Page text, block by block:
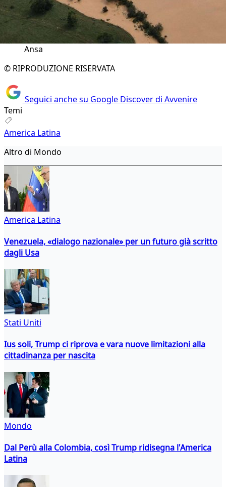
Ansa
© RIPRODUZIONE RISERVATA
Seguici anche su Google Discover di Avvenire
Temi
America Latina
Altro di Mondo
America Latina
Venezuela, «dialogo nazionale» per un futuro già scritto
dagli Usa
Stati Uniti
Ius soli, Trump ci riprova e vara nuove limitazioni alla
cittadinanza per nascita
Mondo
Dal Perù alla Colombia, così Trump ridisegna l'America
Latina